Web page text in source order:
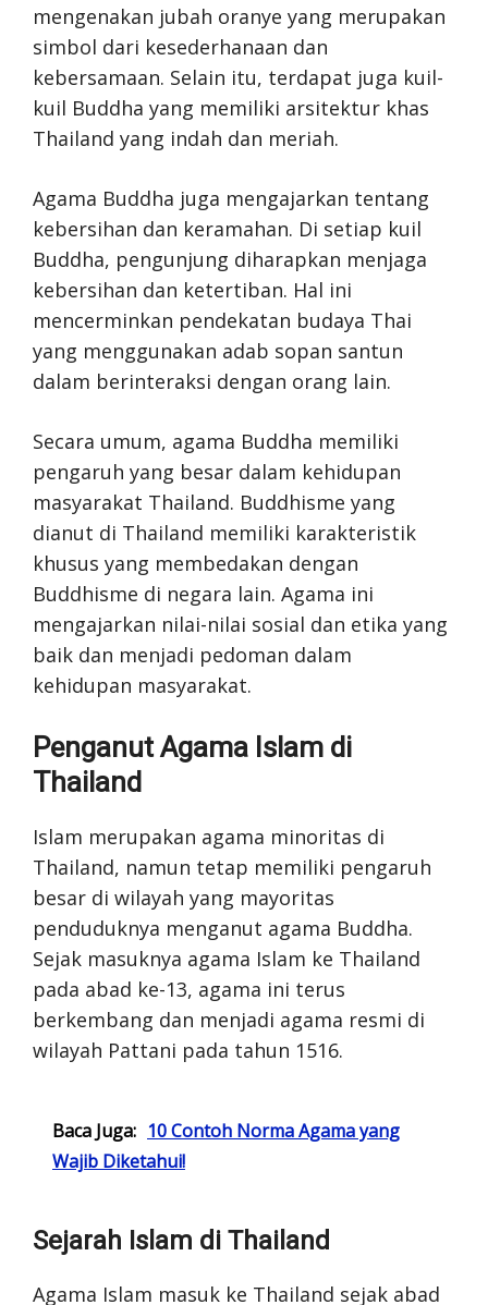
mengenakan jubah oranye yang merupakan
simbol dari kesederhanaan dan
kebersamaan. Selain itu, terdapat juga kuil-
kuil Buddha yang memiliki arsitektur khas
Thailand yang indah dan meriah.
Agama Buddha juga mengajarkan tentang
kebersihan dan keramahan. Di setiap kuil
Buddha, pengunjung diharapkan menjaga
kebersihan dan ketertiban. Hal ini
mencerminkan pendekatan budaya Thai
yang menggunakan adab sopan santun
dalam berinteraksi dengan orang lain.
Secara umum, agama Buddha memiliki
pengaruh yang besar dalam kehidupan
masyarakat Thailand. Buddhisme yang
dianut di Thailand memiliki karakteristik
khusus yang membedakan dengan
Buddhisme di negara lain. Agama ini
mengajarkan nilai-nilai sosial dan etika yang
baik dan menjadi pedoman dalam
kehidupan masyarakat.
Penganut Agama Islam di
Thailand
Islam merupakan agama minoritas di
Thailand, namun tetap memiliki pengaruh
besar di wilayah yang mayoritas
penduduknya menganut agama Buddha.
Sejak masuknya agama Islam ke Thailand
pada abad ke-13, agama ini terus
berkembang dan menjadi agama resmi di
wilayah Pattani pada tahun 1516.
Baca Juga: 10 Contoh Norma Agama yang
Wajib Diketahui!
Sejarah Islam di Thailand
Agama Islam masuk ke Thailand sejak abad